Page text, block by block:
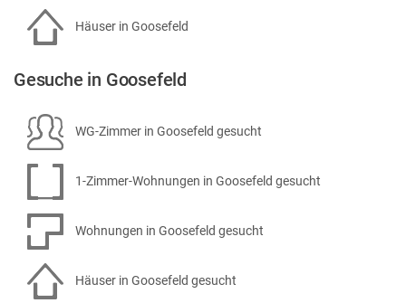
Häuser in Goosefeld
Gesuche in Goosefeld
WG-Zimmer in Goosefeld gesucht
1-Zimmer-Wohnungen in Goosefeld gesucht
Wohnungen in Goosefeld gesucht
Häuser in Goosefeld gesucht